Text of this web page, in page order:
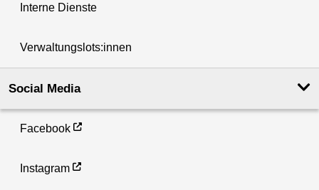
Interne Dienste
Verwaltungslots:innen
Social Media
Facebook
Instagram